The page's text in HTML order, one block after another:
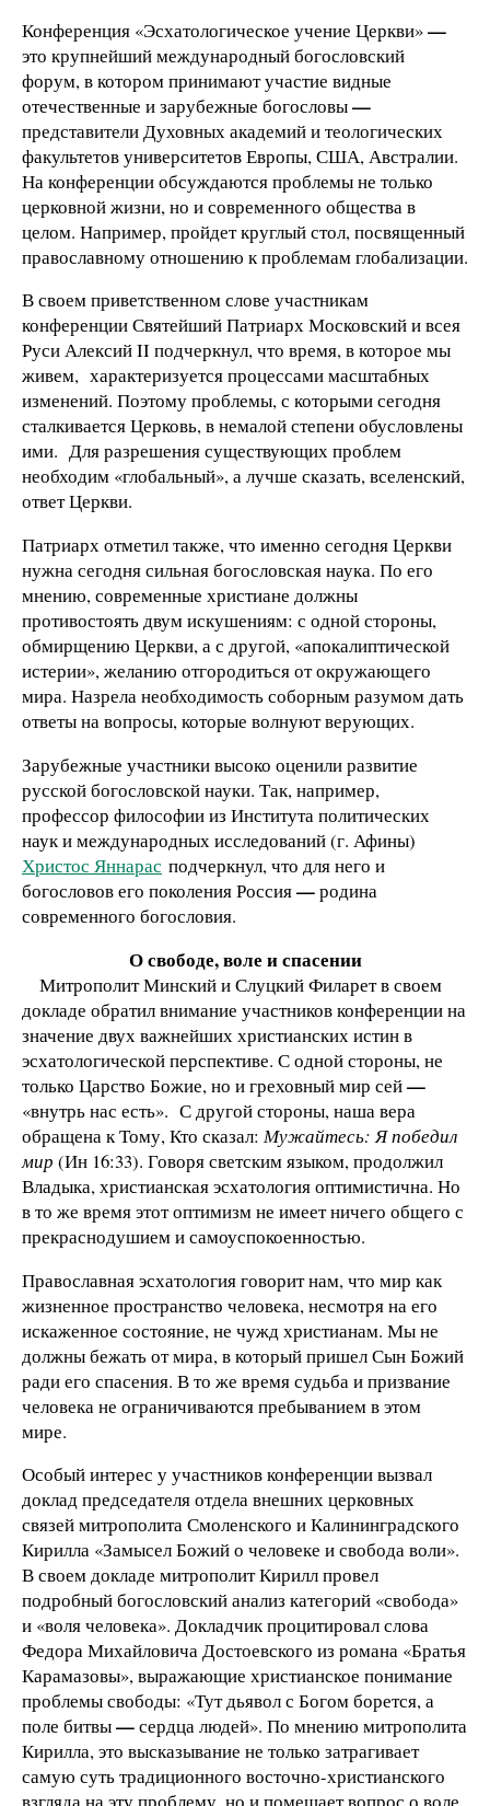
Конференция «Эсхатологическое учение Церкви»—
это крупнейший международный богословский
форум, в котором принимают участие видные
отечественные и зарубежные богословы—
представители Духовных академий и теологических
факультетов университетов Европы, США, Австралии.
На конференции обсуждаются проблемы не только
церковной жизни, но и современного общества в
целом. Например, пройдет круглый стол, посвященный
православному отношению к проблемам глобализации.
В своем приветственном слове участникам
конференции Святейший Патриарх Московский и всея
Руси Алексий II подчеркнул, что время, в которое мы
живем, характеризуется процессами масштабных
изменений. Поэтому проблемы, с которыми сегодня
сталкивается Церковь, в немалой степени обусловлены
ими. Для разрешения существующих проблем
необходим «глобальный», а лучше сказать, вселенский,
ответ Церкви.
Патриарх отметил также, что именно сегодня Церкви
нужна сегодня сильная богословская наука. По его
мнению, современные христиане должны
противостоять двум искушениям: с одной стороны,
обмирщению Церкви, а с другой, «апокалиптической
истерии», желанию отгородиться от окружающего
мира. Назрела необходимость соборным разумом дать
ответы на вопросы, которые волнуют верующих.
Зарубежные участники высоко оценили развитие
русской богословской науки. Так, например,
профессор философии из Института политических
наук и международных исследований (г. Афины)
Христос Яннарас подчеркнул, что для него и
богословов его поколения Россия—родина
современного богословия.
О свободе, воле и спасении
Митрополит Минский и Слуцкий Филарет в своем
докладе обратил внимание участников конференции на
значение двух важнейших христианских истин в
эсхатологической перспективе. С одной стороны, не
только Царство Божие, но и греховный мир сей—
«внутрь нас есть». С другой стороны, наша вера
обращена к Тому, Кто сказал: Мужайтесь: Я победил
мир (Ин 16:33). Говоря светским языком, продолжил
Владыка, христианская эсхатология оптимистична. Но
в то же время этот оптимизм не имеет ничего общего с
прекраснодушием и самоуспокоенностью.
Православная эсхатология говорит нам, что мир как
жизненное пространство человека, несмотря на его
искаженное состояние, не чужд христианам. Мы не
должны бежать от мира, в который пришел Сын Божий
ради его спасения. В то же время судьба и призвание
человека не ограничиваются пребыванием в этом
мире.
Особый интерес у участников конференции вызвал
доклад председателя отдела внешних церковных
связей митрополита Смоленского и Калининградского
Кирилла «Замысел Божий о человеке и свобода воли».
В своем докладе митрополит Кирилл провел
подробный богословский анализ категорий «свобода»
и «воля человека». Докладчик процитировал слова
Федора Михайловича Достоевского из романа «Братья
Карамазовы», выражающие христианское понимание
проблемы свободы: «Тут дьявол с Богом борется, а
поле битвы—сердца людей». По мнению митрополита
Кирилла, это высказывание не только затрагивает
самую суть традиционного восточно-христианского